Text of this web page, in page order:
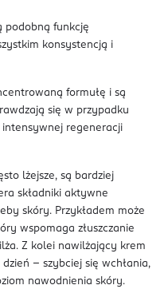
podobną funkcję
konsystencją i
formułę i są
się w przypadku
regeneracji
lżejsze, są bardziej
składniki aktywne
skóry. Przykładem może
wspomaga złuszczanie
Z kolei nawilżający krem
– szybciej się wchłania,
nawodnienia skóry.